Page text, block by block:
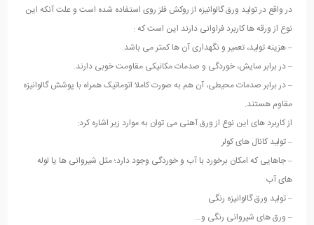
در واقع در تولید ورق گالوانیزه از روکش فلز روی استفاده شده است و علت آنکه این
نوع از ورقه ها کاربرد فراوانی دارند این است که :
– هزینه تولید، تعمیر و نگهداری آن ها کمتر می باشد.
– در برابر سایش، خوردگی و صدمات مکانیکی مقاومت خوبی دارند.
– در برابر صدمات محیطی، آن هم به صورت کاملا اتوماتیک همراه با پوشش گالوانیزه
مقاوم هستند.
از کاربرد های این نوع از ورق آهنی می توان به موارد زیر اشاره کرد:
– تولید کانال های کولر
– جاهایی که امکان برخورد با آب و خوردگی وجود دارد؛ مثل شیروانی ها یا لوله
های آب
– تولید ورق گالوانیزه رنگی
– ورق های شیروانی رنگی و…